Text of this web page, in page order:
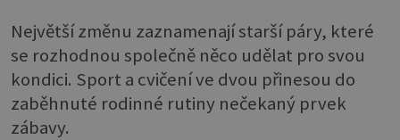
Největší změnu zaznamenají starší páry, které
se rozhodnou společně něco udělat pro svou
kondici. Sport a cvičení ve dvou přinesou do
zaběhnuté rodinné rutiny nečekaný prvek
zábavy.